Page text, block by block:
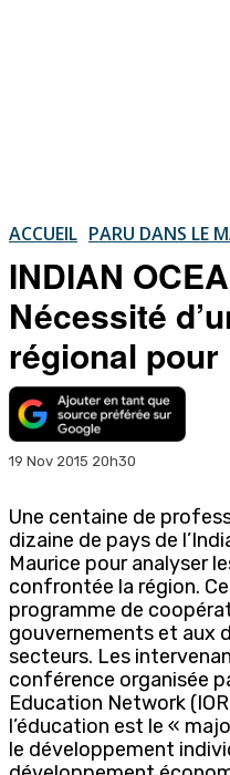
ACCUEIL PARU DANS LE
INDIAN
Nécessité
régional pour
19 Nov 2015 20h30
Une centaine de
dizaine de pays de
Maurice pour analyser
confrontée la région.
programme de
gouvernements et aux
secteurs. Les
conférence organisée
Education Network
l’éducation est le «
le développement